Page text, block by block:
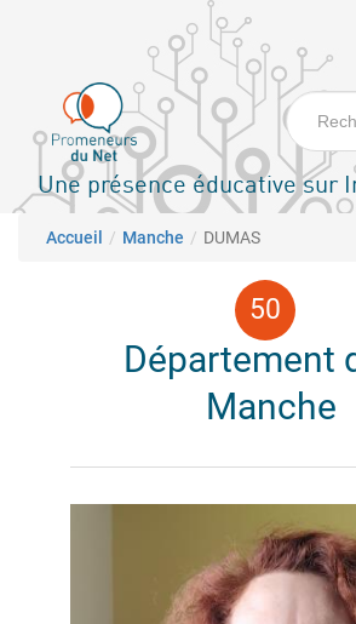
principal
Une présence éducative sur
Fil d'Ariane
Accueil Manche DUMAS
Département
Manche